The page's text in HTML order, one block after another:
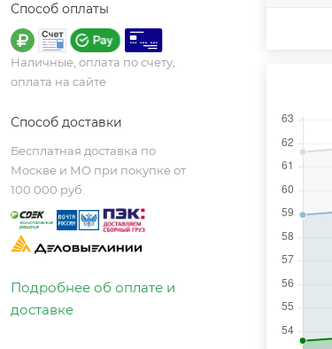
Способ оплаты
Наличные, оплата по счету,
оплата на сайте
Способ доставки
Бесплатная доставка по
Москве и МО при покупке от
100 000 руб.
Подробнее об оплате и
доставке